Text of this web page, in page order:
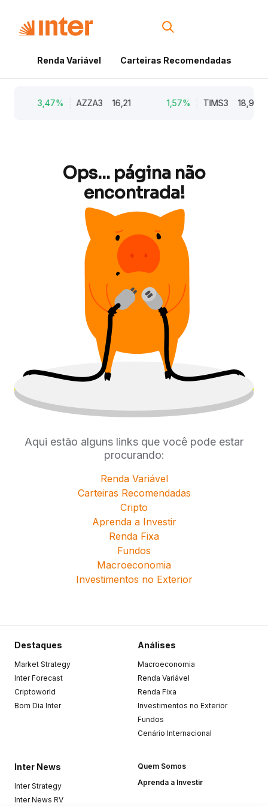
Renda Variável Carteiras Recomendadas
3,47% AZZA3 16,21 1,57% TIMS3 18,95
Ops... página não
encontrada!
Aqui estão alguns links que você pode estar
procurando:
Renda Variável
Carteiras Recomendadas
Cripto
Aprenda a Investir
Renda Fixa
Fundos
Macroeconomia
Investimentos no Exterior
Destaques
Market Strategy
Inter Forecast
Criptoworld
Bom Dia Inter
Análises
Macroeconomia
Renda Variável
Renda Fixa
Investimentos no Exterior
Fundos
Cenário Internacional
Inter News
Inter Strategy
Inter News RV
Quem Somos
Aprenda a Investir